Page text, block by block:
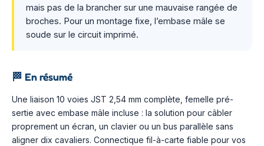
mais pas de la brancher sur une mauvaise rangée de
broches. Pour un montage fixe, l’embase mâle se
soude sur le circuit imprimé.
🏁 En résumé
Une liaison 10 voies JST 2,54 mm complète, femelle pré-
sertie avec embase mâle incluse : la solution pour câbler
proprement un écran, un clavier ou un bus parallèle sans
aligner dix cavaliers. Connectique fil-à-carte fiable pour vos